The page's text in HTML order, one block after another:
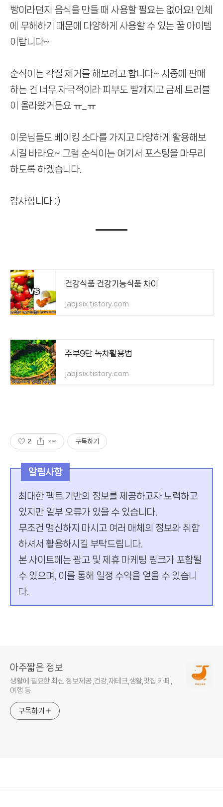
빵이라던지 음식을 만들 때 사용할 필요는 없어요! 인체
에 무해하기 때문에 다양하게 사용할 수 있는 꿀 아이템
이랍니다~
순식이는 각질 제거를 해보려고 합니다~ 시중에 판매
하는 건 너무 자극적이라 피부도 빨개지고 금세 트러블
이 올라왔거든요 ㅠ_ㅠ
이웃님들도 베이킹 소다를 가지고 다양하게 활용해보
시길 바라요~ 그럼 순식이는 여기서 포스팅을 마무리
하도록 하겠습니다.
감사합니다 :)
건강식품 건강기능식품 차이
jabjisix.tistory.com
주부9단 녹차활용법
jabjisix.tistory.com
2 구독하기
알림사항
최대한 팩트 기반의 정보를 제공하고자 노력하고
있지만 일부 오류가 있을 수 있습니다.
무조건 맹신하지 마시고 여러 매체의 정보와 취합
하셔서 활용하시길 부탁드립니다.
본 사이트에는 광고 및 제휴 마케팅 링크가 포함될
수 있으며, 이를 통해 일정 수익을 얻을 수 있습니
다.
아주짧은 정보
생활에 필요한 최신 정보제공 ,건강,재테크,생활,맛집,카페,
여행 등
구독하기